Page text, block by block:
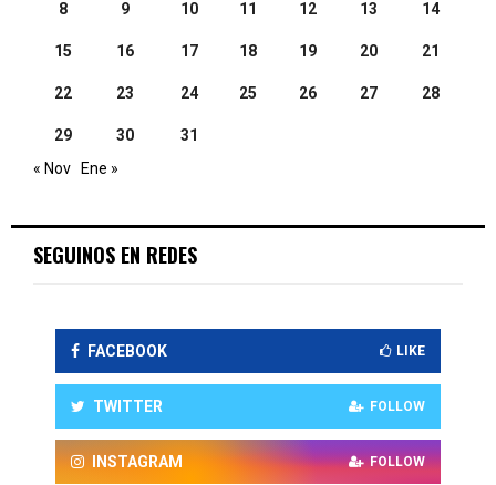
8 9 10 11 12 13 14
15 16 17 18 19 20 21
22 23 24 25 26 27 28
29 30
31
« Nov
Ene »
SEGUINOS EN REDES
FACEBOOK LIKE
TWITTER FOLLOW
INSTAGRAM FOLLOW